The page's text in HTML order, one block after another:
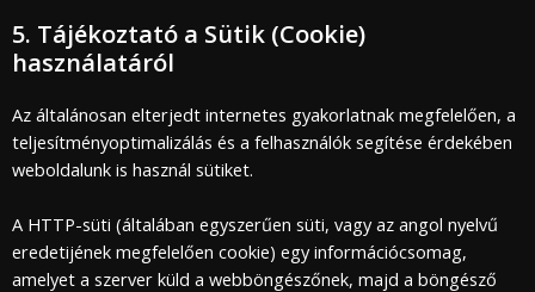
5. Tájékoztató a Sütik (Cookie)
használatáról
Az általánosan elterjedt internetes gyakorlatnak megfelelően, a
teljesítményoptimalizálás és a felhasználók segítése érdekében
weboldalunk is használ sütiket.
A HTTP-süti (általában egyszerűen süti, vagy az angol nyelvű
eredetijének megfelelően cookie) egy információcsomag,
amelyet a szerver küld a webböngészőnek, majd a böngésző